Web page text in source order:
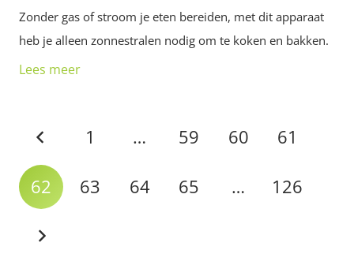
Zonder gas of stroom je eten bereiden, met dit apparaat
heb je alleen zonnestralen nodig om te koken en bakken.
Lees meer
1 … 59 60 61
62 63 64 65 … 126